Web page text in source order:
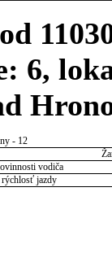
6,
- 12
vodiča
rýchlosť jazdy